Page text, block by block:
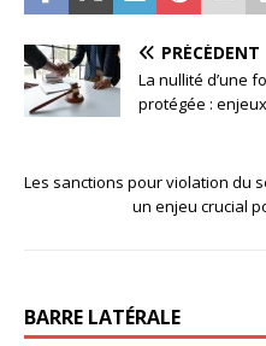
PRÉCÉDENT
La nullité d’une
protégée :
Les sanctions pour violation du
un enjeu crucial
BARRE LATÉRALE